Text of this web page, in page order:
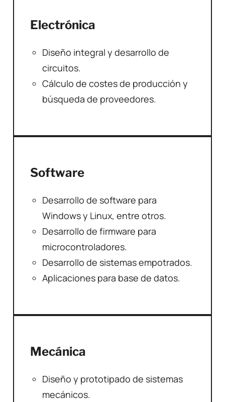
Electrónica
Diseño integral y desarrollo de
circuitos.
Cálculo de costes de producción y
búsqueda de proveedores.
Software
Desarrollo de software para
Windows y Linux, entre otros.
Desarrollo de firmware para
microcontroladores.
Desarrollo de sistemas empotrados.
Aplicaciones para base de datos.
Mecánica
Diseño y prototipado de sistemas
mecánicos.